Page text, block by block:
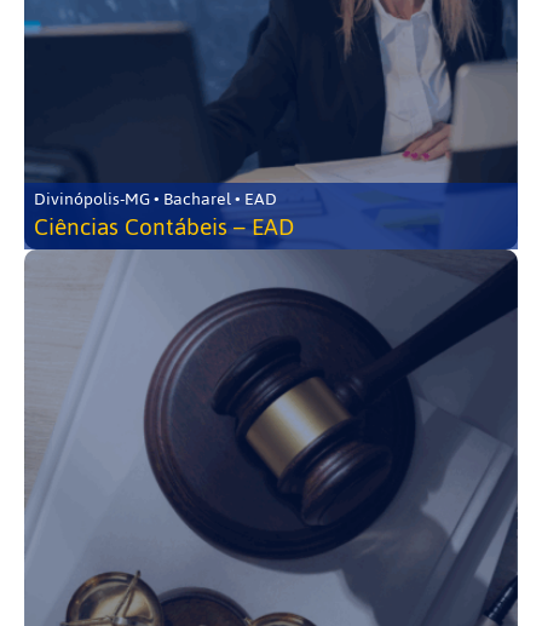
Divinópolis-MG • Bacharel • EAD
Ciências Contábeis – EAD